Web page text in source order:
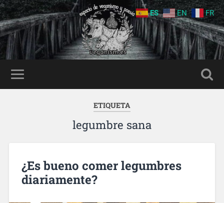
ETIQUETA
legumbre sana
¿Es bueno comer legumbres
diariamente?
ES EN FR